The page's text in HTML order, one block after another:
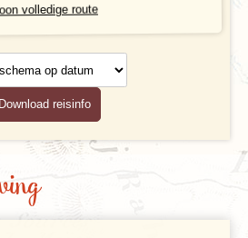
volledige route
Download reisinfo